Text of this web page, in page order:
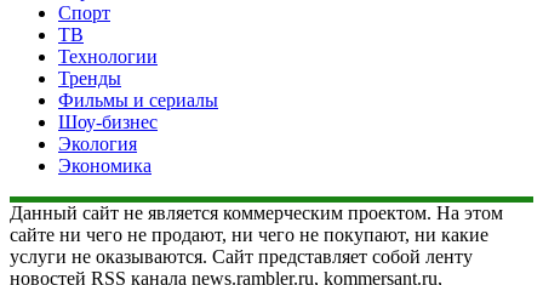
Спорт
ТВ
Технологии
Тренды
Фильмы и сериалы
Шоу-бизнес
Экология
Экономика
Данный сайт не является коммерческим проектом. На этом
сайте ни чего не продают, ни чего не покупают, ни какие
услуги не оказываются. Сайт представляет собой ленту
новостей RSS канала news.rambler.ru, kommersant.ru,